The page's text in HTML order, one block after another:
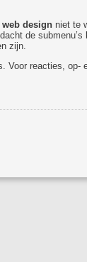
designniet te
de
zijn.
Voor reacties, op-